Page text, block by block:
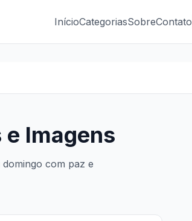
InícioCategoriasSobreContato
e Imagens
com paz e